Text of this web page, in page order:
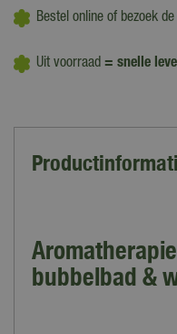
Bestel online of bezoek
Uit voorraad = snelle
bubbelbad &